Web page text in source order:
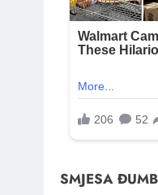
SMJESA